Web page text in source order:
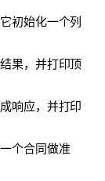
初始化一个列
果，并打印顶
响应，并打印
个合同做准